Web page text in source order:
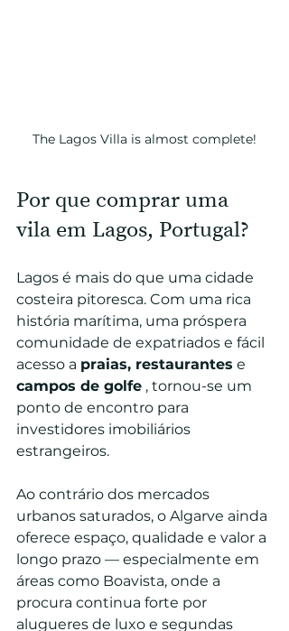
The Lagos Villa is almost complete!
Por que comprar uma
vila em Lagos, Portugal?
Lagos é mais do que uma cidade
costeira pitoresca. Com uma rica
história marítima, uma próspera
comunidade de expatriados e fácil
acesso a praias, restaurantes e
campos de golfe , tornou-se um
ponto de encontro para
investidores imobiliários
estrangeiros.
Ao contrário dos mercados
urbanos saturados, o Algarve ainda
oferece espaço, qualidade e valor a
longo prazo — especialmente em
áreas como Boavista, onde a
procura continua forte por
alugueres de luxo e segundas